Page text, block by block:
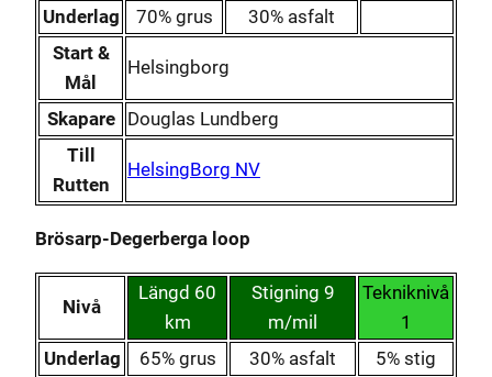
Underlag
70% grus
30% asfalt
Start &
Mål
Helsingborg
Skapare
Douglas Lundberg
Till
Rutten
HelsingBorg NV
Brösarp-Degerberga loop
Nivå
Längd 60
km
Stigning 9
m/mil
Tekniknivå
1
Underlag
65% grus 30% asfalt
5% stig